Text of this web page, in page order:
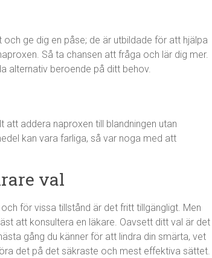
ge dig en påse; de är utbildade för att hjälpa
Så ta chansen att fråga och lär dig mer.
alternativ beroende på ditt behov.
att addera naproxen till blandningen utan
kan vara farliga, så var noga med att
val
för vissa tillstånd är det fritt tillgängligt. Men
att konsultera en läkare. Oavsett ditt val är det
gång du känner för att lindra din smärta, vet
det på det säkraste och mest effektiva sättet.